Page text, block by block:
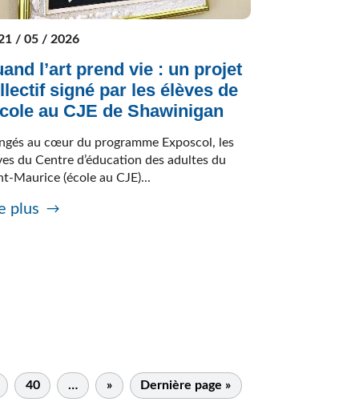
/ 05 / 2026
l’art prend vie : un projet
signé par les élèves de
au CJE de Shawinigan
au cœur du programme Exposcol, les
du Centre d’éducation des adultes du
Maurice (école au CJE)...
plus
40 … » Dernière page »